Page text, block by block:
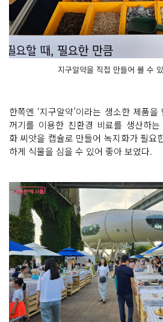
지구알약을 직접 만들어 볼 수
한쪽엔 ‘지구알약’이라는 생소한 제품
꺼기를 이용한 친환경 비료를 생산하
화 씨앗을 캡슐로 만들어 녹지화가 필요
하게 식물을 심을 수 있어 좋아 보였다.